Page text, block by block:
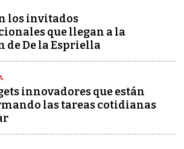
los invitados
que llegan a la
de De la Espriella
innovadores que están
las tareas cotidianas